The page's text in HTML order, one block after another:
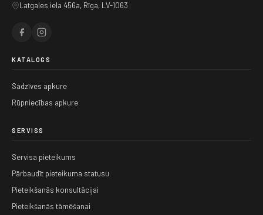
Latgales iela 456a, Rīga, LV-1063
KATALOGS
Sadzīves apkure
Rūpniecības apkure
SERVISS
Servisa pieteikums
Pārbaudīt pieteikuma statusu
Pieteikšanās konsultācijai
Pieteikšanās tāmēšanai